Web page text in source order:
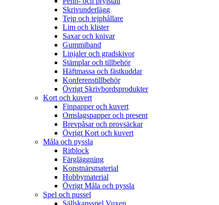
Skrivunderlägg
Tejp och tejphållare
Lim och klister
Saxar och knivar
Gummiband
Linjaler och gradskivor
Stämplar och tillbehör
Häftmassa och fästkuddar
Konferenstillbehör
Övrigt Skrivbordsprodukter
Kort och kuvert
Finpapper och kuvert
Omslagspapper och present
Brevpåsar och provsäckar
Övrigt Kort och kuvert
Måla och pyssla
Ritblock
Färgläggning
Konstnärsmaterial
Hobbymaterial
Övrigt Måla och pyssla
Spel och pussel
Sällskapsspel Vuxen